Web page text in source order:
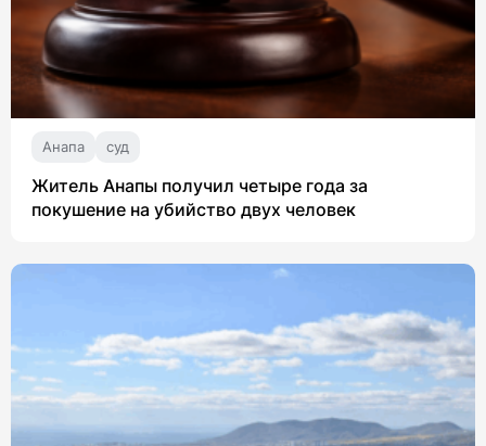
Анапа суд
Житель Анапы получил четыре года за
покушение на убийство двух человек